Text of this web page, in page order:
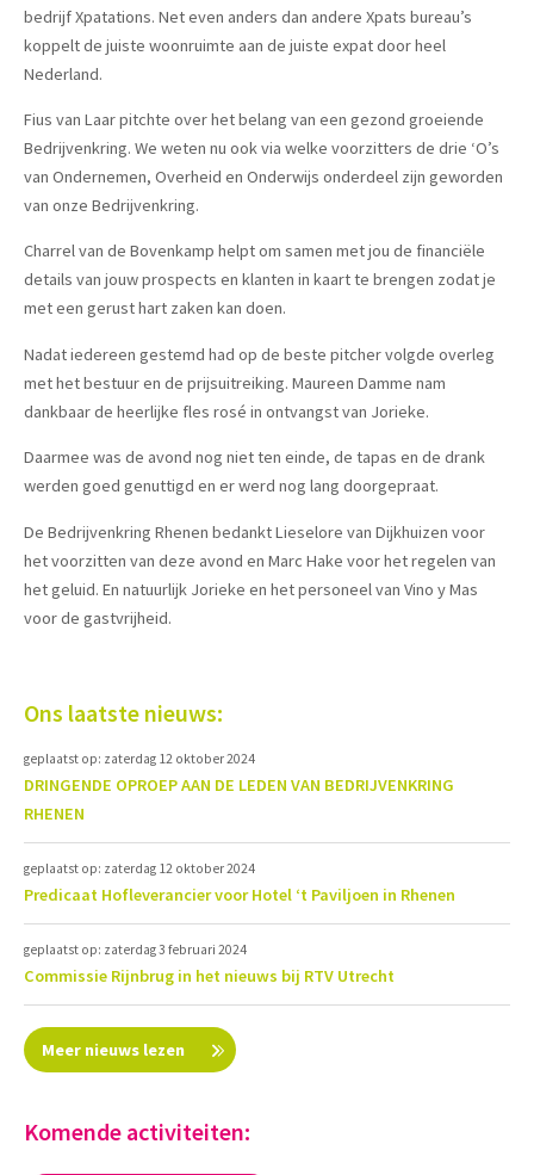
bedrijf Xpatations. Net even anders dan andere Xpats bureau’s
koppelt de juiste woonruimte aan de juiste expat door heel
Nederland.
Fius van Laar pitchte over het belang van een gezond groeiende
Bedrijvenkring. We weten nu ook via welke voorzitters de drie ‘O’s
van Ondernemen, Overheid en Onderwijs onderdeel zijn geworden
van onze Bedrijvenkring.
Charrel van de Bovenkamp helpt om samen met jou de financiële
details van jouw prospects en klanten in kaart te brengen zodat je
met een gerust hart zaken kan doen.
Nadat iedereen gestemd had op de beste pitcher volgde overleg
met het bestuur en de prijsuitreiking. Maureen Damme nam
dankbaar de heerlijke fles rosé in ontvangst van Jorieke.
Daarmee was de avond nog niet ten einde, de tapas en de drank
werden goed genuttigd en er werd nog lang doorgepraat.
De Bedrijvenkring Rhenen bedankt Lieselore van Dijkhuizen voor
het voorzitten van deze avond en Marc Hake voor het regelen van
het geluid. En natuurlijk Jorieke en het personeel van Vino y Mas
voor de gastvrijheid.
Ons laatste nieuws:
geplaatst op: zaterdag 12 oktober 2024
DRINGENDE OPROEP AAN DE LEDEN VAN BEDRIJVENKRING
RHENEN
geplaatst op: zaterdag 12 oktober 2024
Predicaat Hofleverancier voor Hotel ‘t Paviljoen in Rhenen
geplaatst op: zaterdag 3 februari 2024
Commissie Rijnbrug in het nieuws bij RTV Utrecht
Meer nieuws lezen
Komende activiteiten: